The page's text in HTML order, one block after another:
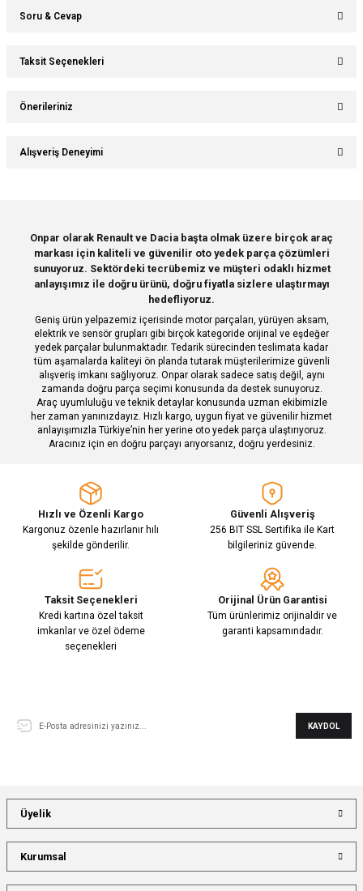
Soru & Cevap
Taksit Seçenekleri
Önerileriniz
Bu ürünün fiyat bilgisi, resim, ürün açıklamalarında ve diğer konularda
yetersiz gördüğünüz noktaları öneri formunu kullanarak tarafımıza
Ürün resmi kalitesiz, bozuk veya görüntülenemiyor.
Ürün açıklamasında eksik bilgiler bulunuyor.
Ürün bilgilerinde hatalar bulunuyor.
Ürün fiyatı diğer sitelerden daha pahalı.
Bu ürüne benzer farklı alternatifler olmalı.
Gönder
Alışveriş Deneyimi
Deneyimini Paylaş
Onpar olarak Renault ve Dacia başta olmak üzere birçok araç
markası için kaliteli ve güvenilir oto yedek parça çözümleri
sunuyoruz. Sektördeki tecrübemiz ve müşteri odaklı hizmet
anlayışımız ile doğru ürünü, doğru fiyatla sizlere ulaştırmayı
hedefliyoruz.
Geniş ürün yelpazemiz içerisinde motor parçaları, yürüyen aksam,
elektrik ve sensör grupları gibi birçok kategoride orijinal ve eşdeğer
yedek parçalar bulunmaktadır. Tedarik sürecinden teslimata kadar
tüm aşamalarda kaliteyi ön planda tutarak müşterilerimize güvenli
alışveriş imkanı sağlıyoruz. Onpar olarak sadece satış değil, aynı
zamanda doğru parça seçimi konusunda da destek sunuyoruz.
Araç uyumluluğu ve teknik detaylar konusunda uzman ekibimizle
her zaman yanınızdayız. Hızlı kargo, uygun fiyat ve güvenilir hizmet
anlayışımızla Türkiye’nin her yerine oto yedek parça ulaştırıyoruz.
Aracınız için en doğru parçayı arıyorsanız, doğru yerdesiniz.
Hızlı ve Özenli Kargo
Kargonuz özenle hazırlanır hılı
şekilde gönderilir.
Güvenli Alışveriş
256 BIT SSL Sertifika ile Kart
bilgileriniz güvende.
Taksit Seçenekleri
Kredi kartına özel taksit
imkanlar ve özel ödeme
seçenekleri
Orijinal Ürün Garantisi
Tüm ürünlerimiz orijinaldir ve
garanti kapsamındadır.
KAYDOL
Üyelik
Kurumsal